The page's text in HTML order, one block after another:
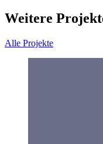
Weitere
Alle Projekte